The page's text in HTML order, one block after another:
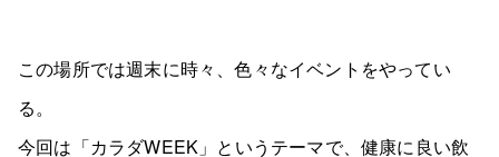
この場所では週末に時々、色々なイベントをやってい
る。
今回は「カラダWEEK」というテーマで、健康に良い飲